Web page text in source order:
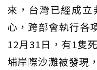
來，台灣已經成
心，跨部會執行各
12月31日，有1隻
埔岸際沙灘被發現